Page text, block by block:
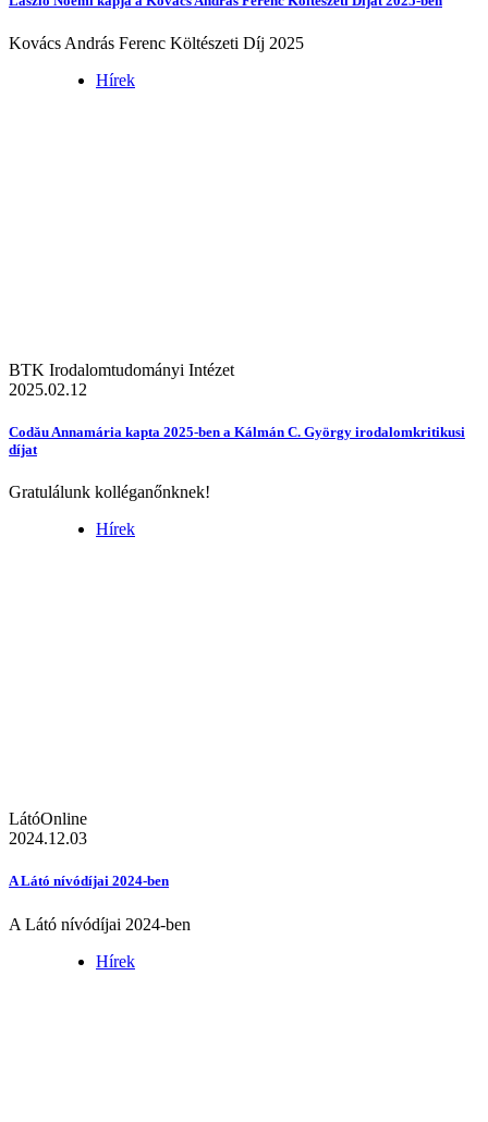
Kovács András Ferenc Költészeti Díj 2025
Hírek
BTK Irodalomtudományi Intézet
2025.02.12
Codău Annamária kapta 2025-ben a Kálmán C. György irodalomkritikusi
díjat
Gratulálunk kolléganőnknek!
Hírek
LátóOnline
2024.12.03
A Látó nívódíjai 2024-ben
A Látó nívódíjai 2024-ben
Hírek